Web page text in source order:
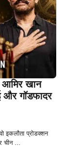
खान
और गॉडफादर
इकलौता प्रोडक्शन
चीन ...